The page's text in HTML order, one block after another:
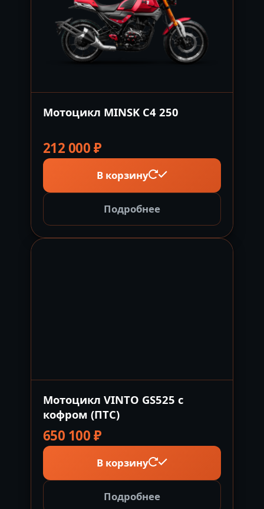
Мотоцикл MINSK C4 250
212 000₽
В корзину
Подробнее
Мотоцикл VINTO GS525 с
кофром (ПТС)
650 100₽
В корзину
Подробнее